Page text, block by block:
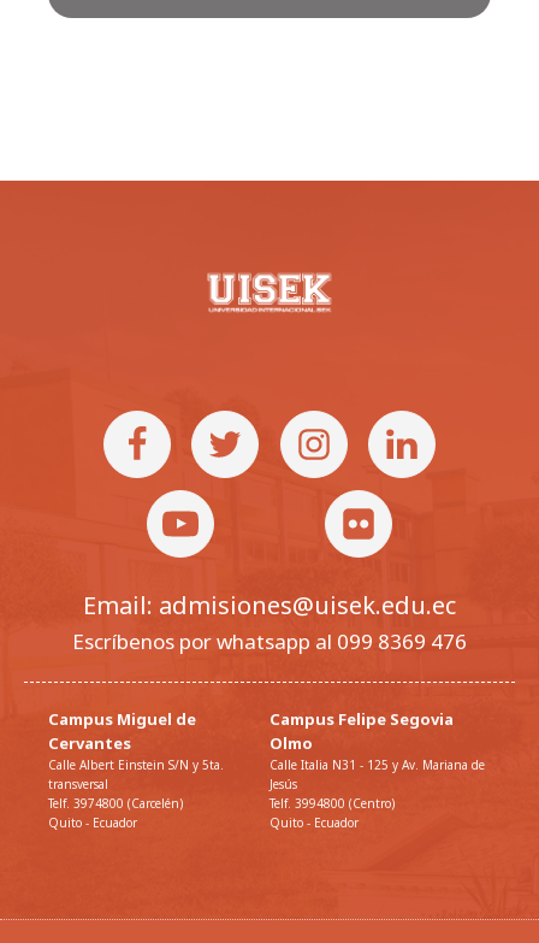
Email: admisiones@uisek.edu.ec
Escríbenos por whatsapp al 099 8369 476
Campus Miguel de
Cervantes
Calle Albert Einstein S/N y 5ta.
transversal
Telf. 3974800 (Carcelén)
Quito - Ecuador
Campus Felipe Segovia
Olmo
Calle Italia N31 - 125 y Av. Mariana de
Jesús
Telf. 3994800 (Centro)
Quito - Ecuador